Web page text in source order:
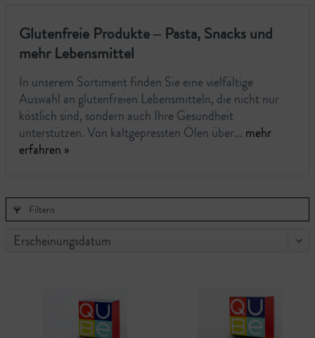
Glutenfreie Produkte – Pasta, Snacks und
mehr Lebensmittel
In unserem Sortiment finden Sie eine vielfältige
Auswahl an glutenfreien Lebensmitteln, die nicht nur
köstlich sind, sondern auch Ihre Gesundheit
unterstützen. Von kaltgepressten Ölen über... mehr
erfahren »
Filtern